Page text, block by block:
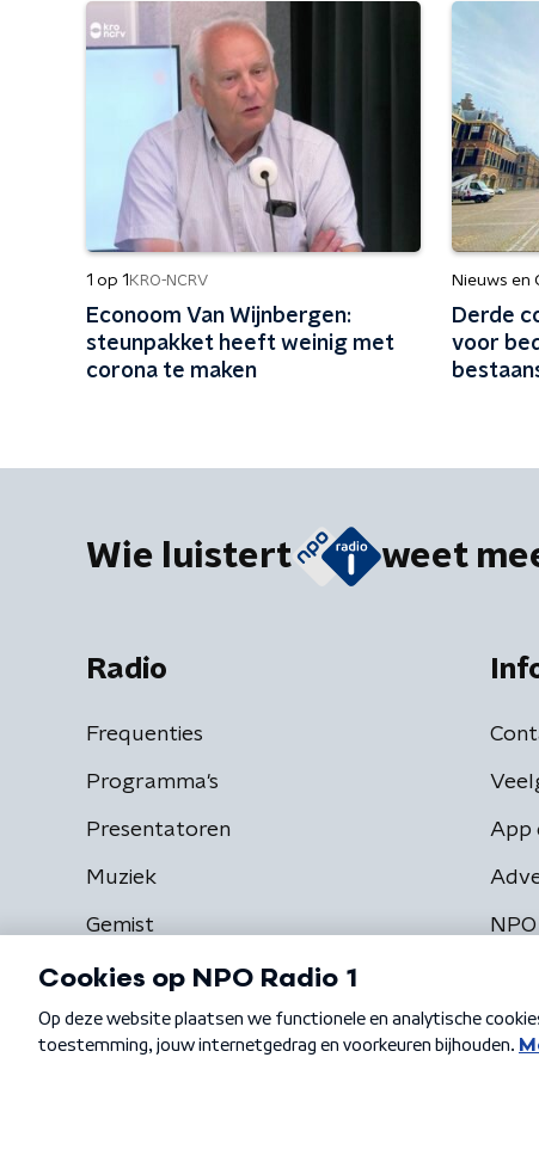
1 op 1 KRO-NCRV
Econoom Van Wijnbergen:
steunpakket heeft weinig met
corona te maken
Nieuws en
Derde
voor
Wie luistert weet
Radio
Frequenties
Programma's
Presentatoren
Muziek
Gemist
App
Algemene voorwaarden Privacybeleid